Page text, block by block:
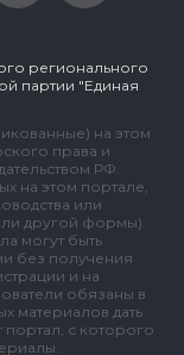
регионального
партии "Единая
на этом
права и
РФ.
на этом портале,
или
другой формы).
могут быть
без получения
и на
обязаны в
материалов дать
портал, с которого